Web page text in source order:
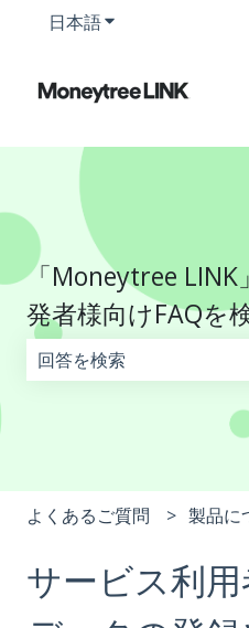
日本語翻訳のサブメニュ
「Moneytree LINK
発者様向けFAQを
検索フィールドが空なので
よくあるご質問 製品に
サービス利